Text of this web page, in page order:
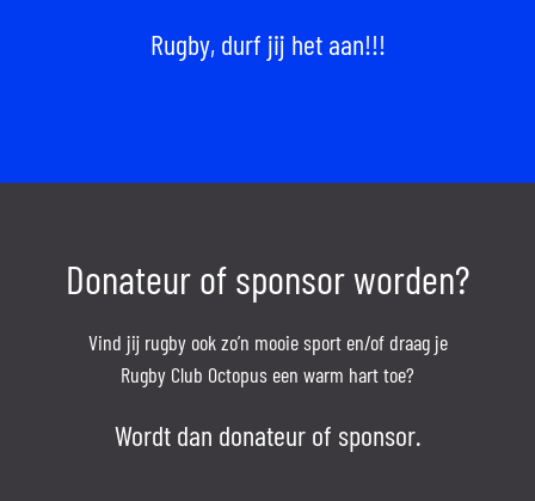
Rugby, durf jij het aan!!!
Donateur of sponsor worden?
Vind jij rugby ook zo’n mooie sport en/of draag je
Rugby Club Octopus een warm hart toe?
Wordt dan donateur of sponsor.